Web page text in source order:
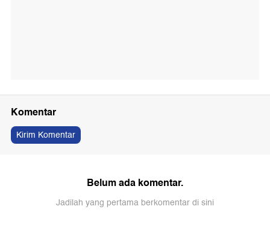
Komentar
Kirim Komentar
Belum ada komentar.
Jadilah yang pertama berkomentar di sini